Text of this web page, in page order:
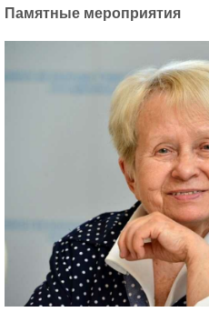
Памятные мероприятия